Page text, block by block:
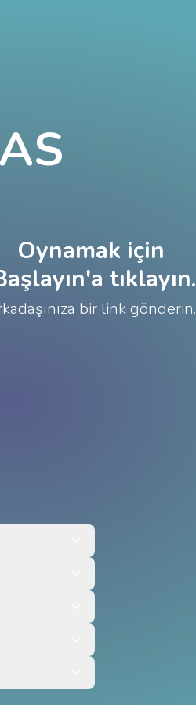
Oynamak için
tıklayın.
bir link gönderin.